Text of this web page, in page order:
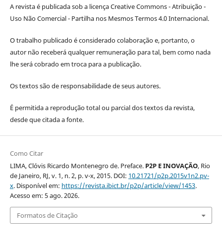
A revista é publicada sob a licença Creative Commons - Atribuição -
Uso Não Comercial - Partilha nos Mesmos Termos 4.0 Internacional.
O trabalho publicado é considerado colaboração e, portanto, o
autor não receberá qualquer remuneração para tal, bem como nada
lhe será cobrado em troca para a publicação.
Os textos são de responsabilidade de seus autores.
É permitida a reprodução total ou parcial dos textos da revista,
desde que citada a fonte.
Como Citar
LIMA, Clóvis Ricardo Montenegro de. Preface. P2P E INOVAÇÃO, Rio
de Janeiro, RJ, v. 1, n. 2, p. v-x, 2015. DOI: 10.21721/p2p.2015v1n2.pv-
x. Disponível em: https://revista.ibict.br/p2p/article/view/1453.
Acesso em: 5 ago. 2026.
Formatos de Citação